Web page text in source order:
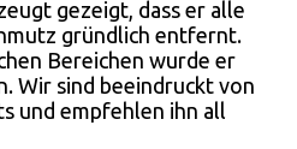
gezeigt, dass er alle
gründlich entfernt.
Bereichen wurde er
Wir sind beeindruckt von
und empfehlen ihn all